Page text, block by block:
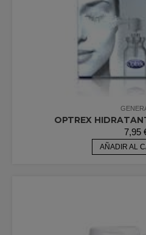
OPTREX
7,95
AÑADIR AL